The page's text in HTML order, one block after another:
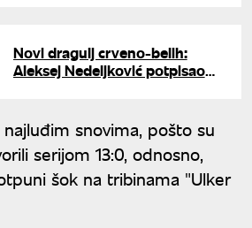
Novi dragulj crveno-belih:
Aleksej Nedeljković potpisao
snovima, pošto su
serijom 13:0, odnosno,
šok na tribinama "Ulker